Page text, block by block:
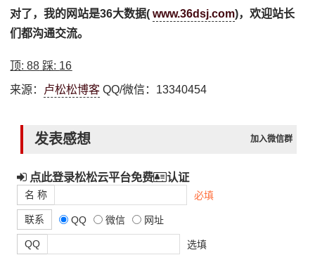
对了，我的网站是36大数据(www.36dsj.com)，欢迎站长
们都沟通交流。
顶:88 踩: 16
来源： 卢松松博客 QQ/微信：13340454
发表感想 加入微信群
点此登录松松云平台免费 认证
名 称 必填
联系 QQ 微信 网址
QQ 选填